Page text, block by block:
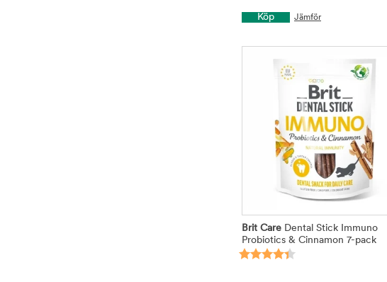
Köp Jämför
Brit Care Dental Stick Immuno
Probiotics & Cinnamon 7-pack